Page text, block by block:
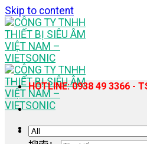
Skip to content
HOTLINE: 0938 49 3366 -